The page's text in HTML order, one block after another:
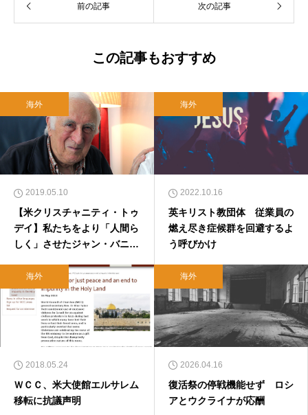
前の記事 次の記事
この記事もおすすめ
海外
2019.05.10
【米クリスチャニティ・トゥ
デイ】私たちをより「人間ら
しく」させたジャン・バニエ
海外
2022.10.16
英キリスト教団体 従業員の
燃え尽き症候群を回避するよ
う呼びかけ
海外
2018.05.24
ＷＣＣ、米大使館エルサレム
移転に抗議声明
海外
2026.04.16
復活祭の停戦機能せず ロシ
アとウクライナが応酬